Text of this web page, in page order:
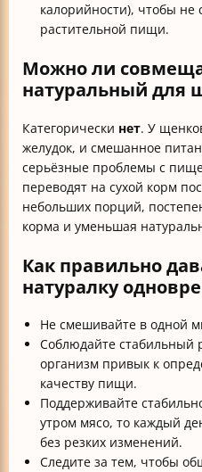
калорийности), чтобы не
растительной пищи.
Можно ли
натуральный для
Категорически нет. У
желудок, и смешанное
серьёзные проблемы с
переводят на сухой корм
небольших порций,
корма и уменьшая
Как правильно
натуралку
Не смешивайте в одной
Соблюдайте стабильный
организм привык к
качеству пищи.
Поддерживайте
утром мясо, то каждый
без резких изменений.
Следите за тем, чтобы